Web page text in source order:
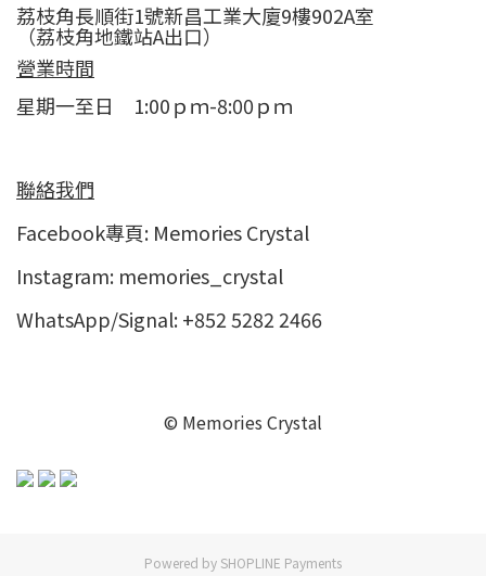
荔枝角長順街1號新昌工業大廈9樓902A室
（荔枝角地鐵站A出口）
營業時間
星期一至日 1:00ｐｍ-8:00ｐｍ
聯絡我們
Facebook專頁: Memories Crystal
Instagram: memories_crystal
WhatsApp/Signal: +852 5282 2466
© Memories Crystal
Powered by SHOPLINE Payments